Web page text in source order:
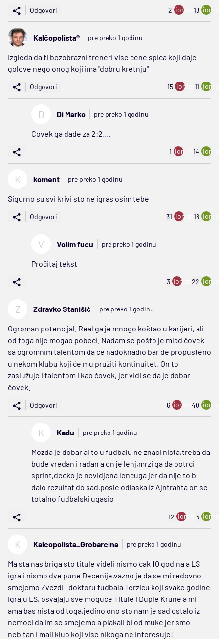
Odgovori 2 ion:minus
18
Kalčopolista® pre preko 1 godinu
Izgleda da ti bezobrazni treneri vise cene spica koji daje
golove nego onog koji ima "dobru kretnju"
Odgovori 15 ion:minus
11
D Di Marko pre preko 1 godinu
Covek ga dade za 2:2....
1 ion:minus
14
K koment pre preko 1 godinu
Sigurno su svi krivi sto ne igras osim tebe
Odgovori 31 ion:minus
18
V Volim fucu pre preko 1 godinu
Pročitaj tekst
3 ion:minus
22
Z Zdravko Stanišić pre preko 1 godinu
Ogroman potencijal. Real ga je mnogo koštao u karijeri, ali
od toga nije mogao pobeći. Nadam se pošto je mlad čovek
sa ogromnim talentom da će nadoknadio bar de propušteno
u nekom klubu koji će mu pružiti kontinuitet. On to
zaslužuje i talentom i kao čovek, jer vidi se da je dobar
čovek.
Odgovori 6 ion:minus
40
K Kadu pre preko 1 godinu
Mozda je dobar al to u fudbalu ne znaci nista,treba da
bude vredan i radan a on je lenj,mrzi ga da potrci
sprint,decko je nevidjena lencuga jer da nije to bi
dalo rezultat do sad,posle odlaska iz Ajntrahta on se
totalno fudbalski ugasio
12 ion:minus
5
K Kalcopolista_Grobarcina pre preko 1 godinu
Ma sta nas briga sto titule videli nismo cak 10 godina a LS
igrali nismo dve pune Decenije,vazno je da se mi redovno
smejemo Zvezdi i doktoru fudbala Terzicu koji svake godine
igraju LS, osvajaju sve moguce Titule i Duple Krune a mi
ama bas nista od toga,jedino ono sto nam je sad ostalo iz
nemoci da im se smejemo a plakali bi od muke jer smo
nebitan i mali klub koji vise nikoga ne interesuje!